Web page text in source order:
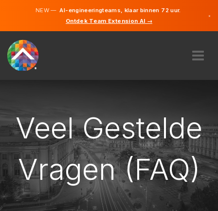
NEW —AI-engineeringteams, klaar binnen 72 uur.
Ontdek Team Extension AI →
×
CAREERS
INHUREN
BELGIË
NL
BEGIN
Frans
Engels
Veel Gestelde
Vragen (FAQ)